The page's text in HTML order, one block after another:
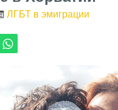
ЛГБТ в эмиграции